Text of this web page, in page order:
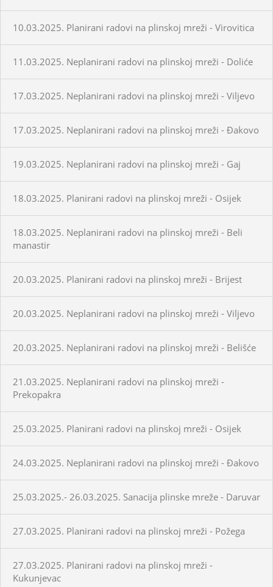
10.03.2025. Planirani radovi na plinskoj mreži - Virovitica
11.03.2025. Neplanirani radovi na plinskoj mreži - Doliće
17.03.2025. Neplanirani radovi na plinskoj mreži - Viljevo
17.03.2025. Neplanirani radovi na plinskoj mreži - Đakovo
19.03.2025. Neplanirani radovi na plinskoj mreži - Gaj
18.03.2025. Planirani radovi na plinskoj mreži - Osijek
18.03.2025. Neplanirani radovi na plinskoj mreži - Beli
manastir
20.03.2025. Planirani radovi na plinskoj mreži - Brijest
20.03.2025. Neplanirani radovi na plinskoj mreži - Viljevo
20.03.2025. Neplanirani radovi na plinskoj mreži - Belišće
21.03.2025. Neplanirani radovi na plinskoj mreži -
Prekopakra
25.03.2025. Planirani radovi na plinskoj mreži - Osijek
24.03.2025. Neplanirani radovi na plinskoj mreži - Đakovo
25.03.2025.- 26.03.2025. Sanacija plinske mreže - Daruvar
27.03.2025. Planirani radovi na plinskoj mreži - Požega
27.03.2025. Planirani radovi na plinskoj mreži -
Kukunjevac